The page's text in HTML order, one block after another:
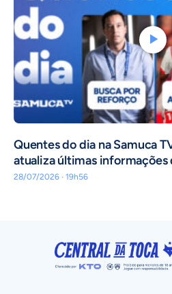
Quentes do dia na Samuca
atualiza últimas informações
28/07/2026 · 19h56